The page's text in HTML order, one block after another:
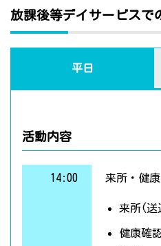
放課後等デイサービスで
平日
活動内容
14:00 来所・健
来所(送
健康確